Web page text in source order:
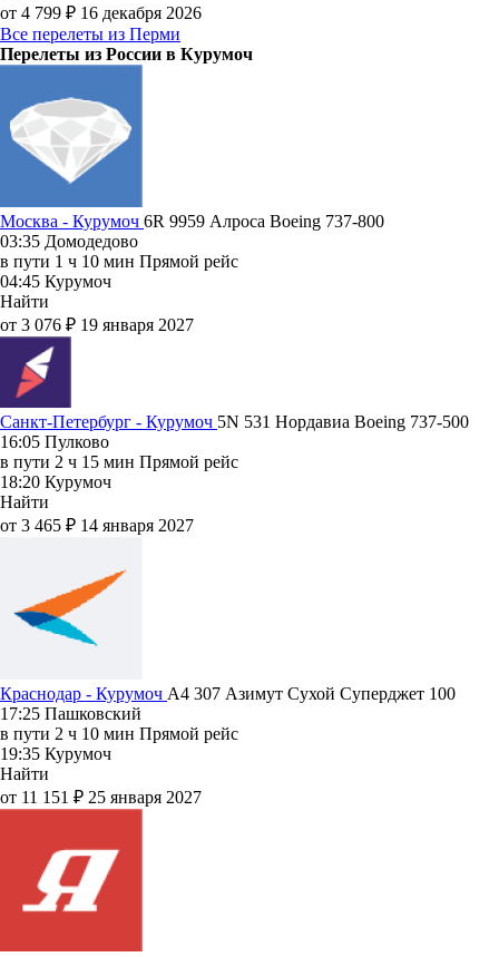
от 4 799 ₽ 16 декабря 2026
Все перелеты из Перми
Перелеты из России в Курумоч
Москва - Курумоч 6R 9959 Алроса Boeing 737-800
03:35 Домодедово
в пути 1 ч 10 мин Прямой рейс
04:45 Курумоч
Найти
от 3 076 ₽ 19 января 2027
Санкт-Петербург - Курумоч 5N 531 Нордавиа Boeing 737-500
16:05 Пулково
в пути 2 ч 15 мин Прямой рейс
18:20 Курумоч
Найти
от 3 465 ₽ 14 января 2027
Краснодар - Курумоч A4 307 Азимут Сухой Суперджет 100
17:25 Пашковский
в пути 2 ч 10 мин Прямой рейс
19:35 Курумоч
Найти
от 11 151 ₽ 25 января 2027